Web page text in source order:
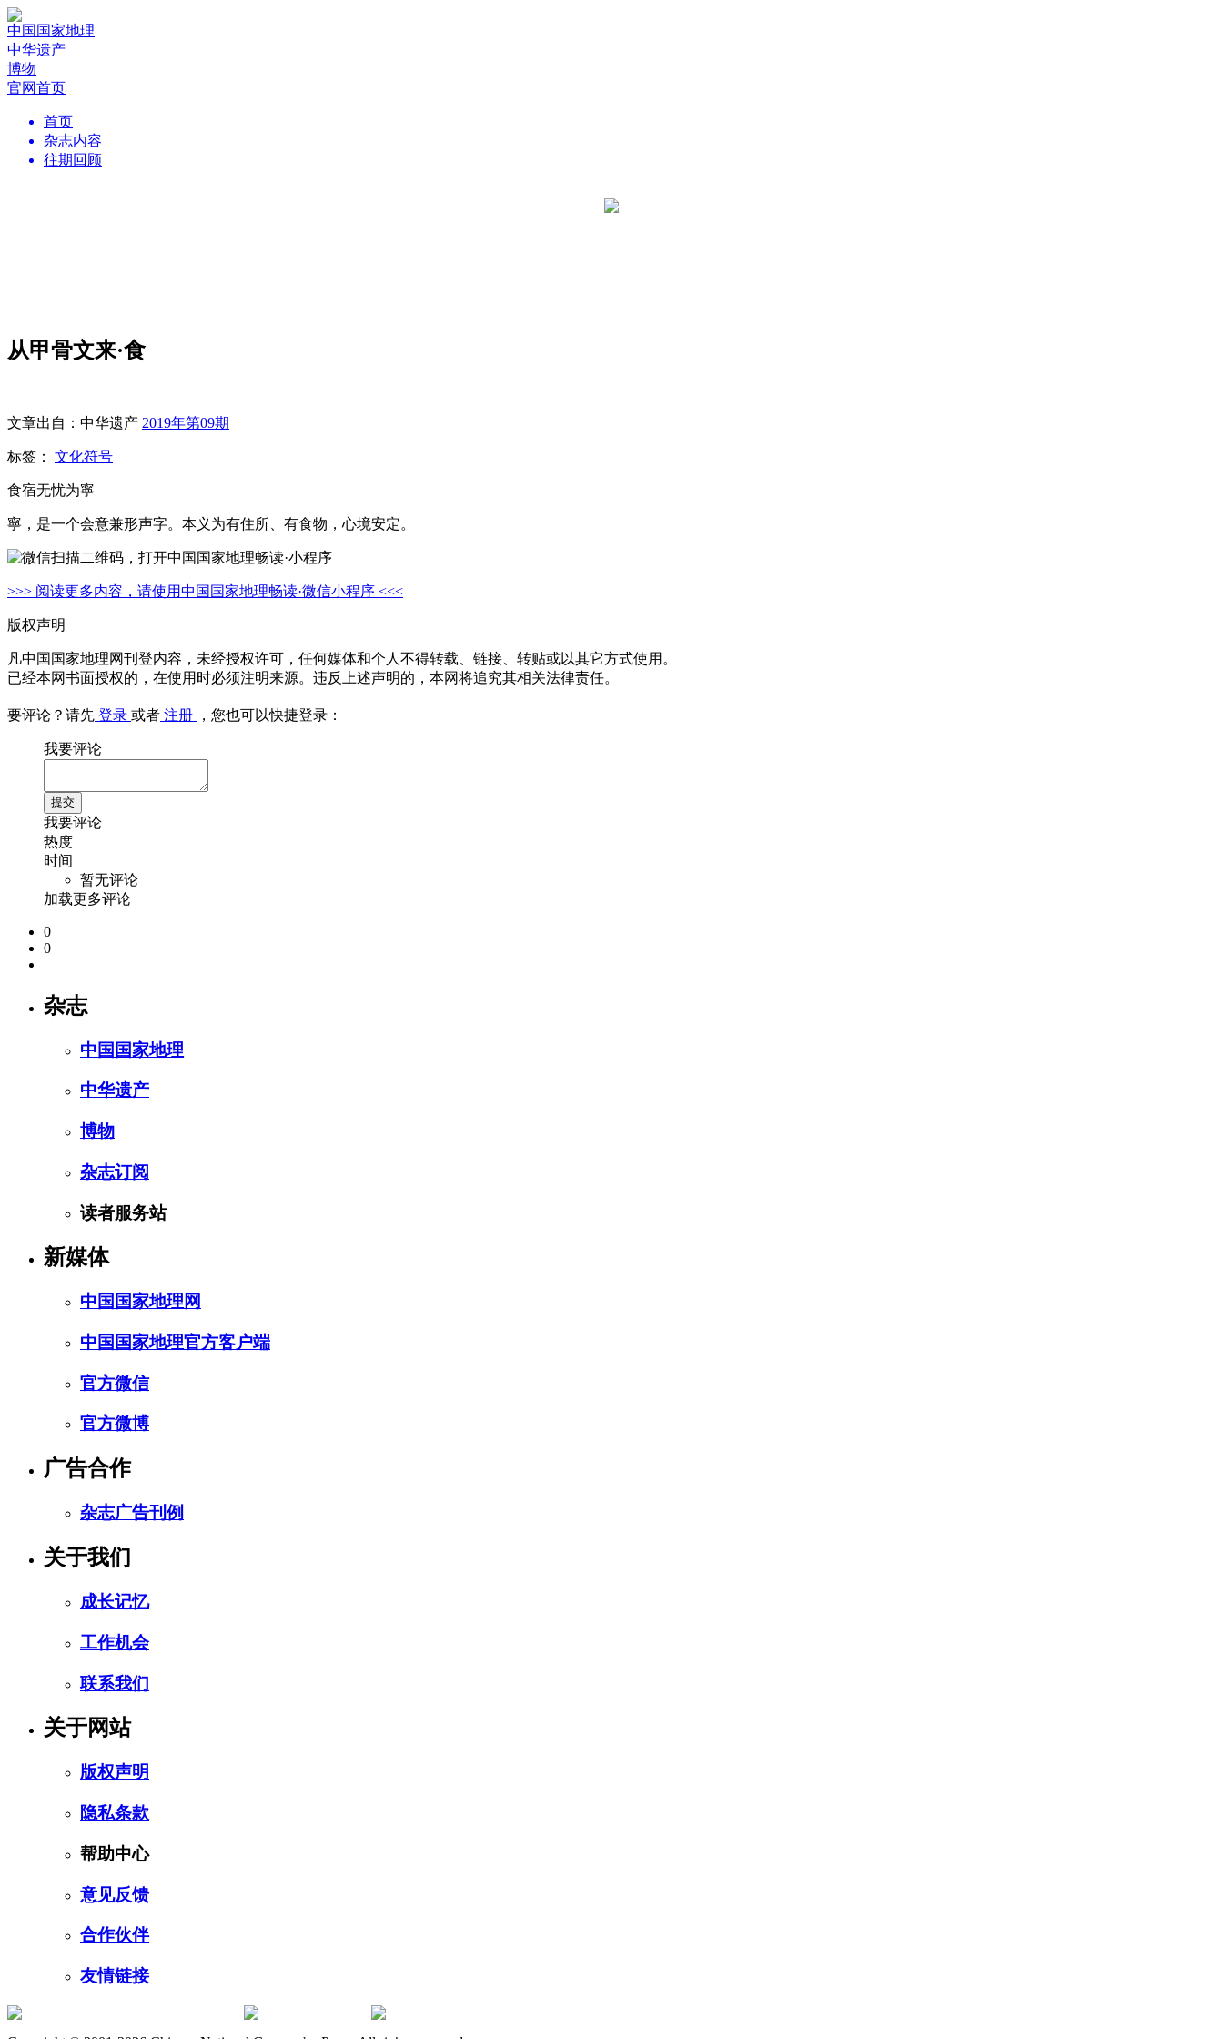
中国国家地理
中华遗产
博物
官网首页
首页
杂志内容
往期回顾
从甲骨文来·食
文章出自：中华遗产 2019年第09期
标签： 文化符号
食宿无忧为寧
寧，是一个会意兼形声字。本义为有住所、有食物，心境安定。
>>> 阅读更多内容，请使用中国国家地理畅读·微信小程序 <<<
版权声明
凡中国国家地理网刊登内容，未经授权许可，任何媒体和个人不得转载、链接、转贴或以其它方式使用。
已经本网书面授权的，在使用时必须注明来源。违反上述声明的，本网将追究其相关法律责任。
要评论？请先 登录 或者 注册 ，您也可以快捷登录：
我要评论
我要评论
热度
时间
暂无评论
加载更多评论
0
0
杂志
中国国家地理
中华遗产
博物
杂志订阅
读者服务站
新媒体
中国国家地理网
中国国家地理官方客户端
官方微信
官方微博
广告合作
杂志广告刊例
关于我们
成长记忆
工作机会
联系我们
关于网站
版权声明
隐私条款
帮助中心
意见反馈
合作伙伴
友情链接
订阅号 服务号